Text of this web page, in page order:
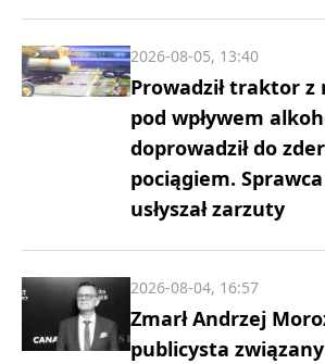
Prowadził traktor z
pod wpływem
doprowadził do
pociągiem.
usłyszał zarzuty
2026-08-05, 13:40
Zmarł Andrzej
publicysta związany
2026-08-04, 16:57